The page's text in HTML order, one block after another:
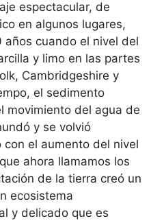
espectacular, de
en algunos lugares,
años cuando el nivel del
y limo en las partes
Cambridgeshire y
el sedimento
movimiento del agua de
y se volvió
el aumento del nivel
ahora llamamos los
de la tierra creó un
ecosistema
y delicado que es